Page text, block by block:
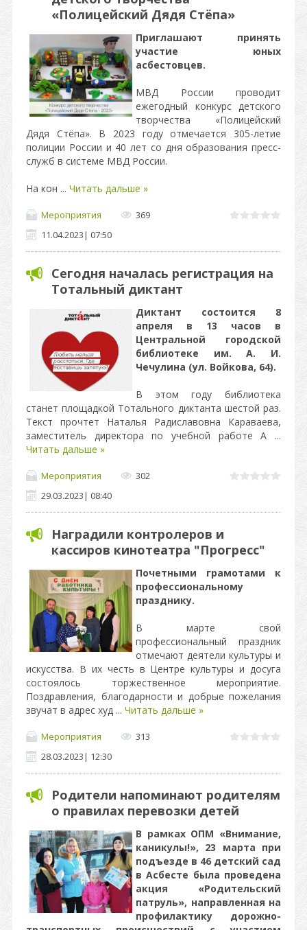
«Полицейский Дядя Стёпа»
Приглашают принять
участие юных
асбестовцев.
МВД России проводит
ежегодный конкурс детского
творчества «Полицейский
Дядя Стёпа». В 2023 году отмечается 305-летие
полиции России и 40 лет со дня образования пресс-
служб в системе МВД России.
На кон ... Читать дальше »
Мероприятия
369
11.04.2023| 07:50
Сегодня началась регистрация на
Тотальный диктант
Диктант состоится 8
апреля в 13 часов в
Центральной городской
библиотеке им. А. И.
Чечулина (ул. Войкова, 64).
В этом году библиотека
станет площадкой Тотального диктанта шестой раз.
Текст прочтет Наталья Радиславовна Караваева,
заместитель директора по учебной работе А ...
Читать дальше »
Мероприятия
302
29.03.2023| 08:40
Наградили контролеров и
кассиров кинотеатра "Прогресс"
Почетными грамотами к
профессиональному
празднику.
В марте свой
профессиональный праздник
отмечают деятели культуры и
искусства. В их честь в Центре культуры и досуга
состоялось торжественное мероприятие.
Поздравления, благодарности и добрые пожелания
звучат в адрес худ ... Читать дальше »
Мероприятия
313
28.03.2023| 12:30
Родители напоминают родителям
о правилах перевозки детей
В рамках ОПМ «Внимание,
каникулы!», 23 марта при
подъезде в 46 детский сад
в Асбесте была проведена
акция «Родительский
патруль», направленная на
профилактику дорожно-